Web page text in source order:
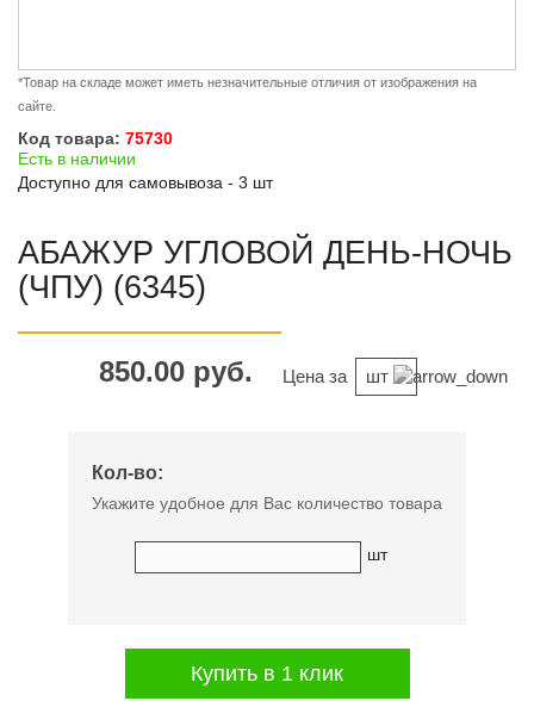
*Товар на складе может иметь незначительные отличия от изображения на
сайте.
Код товара: 75730
Есть в наличии
Доступно для самовывоза - 3 шт
АБАЖУР УГЛОВОЙ ДЕНЬ-НОЧЬ
(ЧПУ) (6345)
850.00 руб. Цена за шт
Кол-во:
Укажите удобное для Вас количество товара
шт
Купить в 1 клик